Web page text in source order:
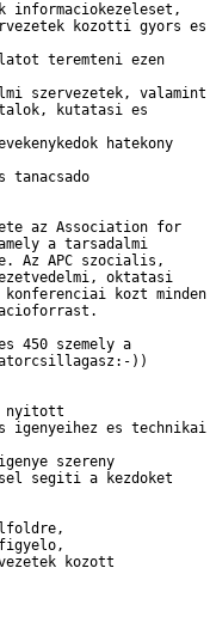
kozotti gyors es
teremteni ezen
szervezetek, valamint
kutatasi es
hatekony
az Association for
a tarsadalmi
Az APC szocialis,
oktatasi
kozt minden
450 szemely a
))
nyitott
igenyeihez es technikai
szereny
segiti a kezdoket
figyelo,
kozott